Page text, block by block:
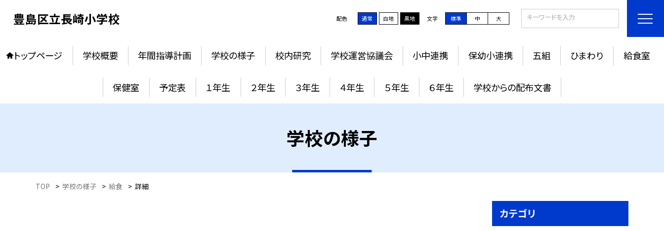
豊島区立長崎小学校 配色 通常 白地 黒地 文字 標準 中 大
トップページ 学校概要 年間指導計画 学校の様子 校内研究 学校運営協議会 小中連携 保幼小連携 五組 ひまわり 給食室
保健室 予定表 １年生 ２年生 ３年生 ４年生 ５年生 ６年生 学校からの配布文書
学校の様子
TOP > 学校の様子 > 給食 > 詳細
カテゴリ